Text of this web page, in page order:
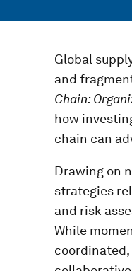
Global
and
Chain:
how
chain can
Drawing on
strategies
and risk
While